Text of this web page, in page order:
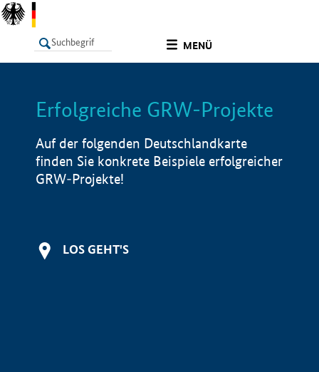
MENÜ
LISTE Info
Erfolgreiche GRW-Projekte
Auf der folgenden Deutschlandkarte
finden Sie konkrete Beispiele erfolgreicher
GRW-Projekte!
LOS GEHT'S